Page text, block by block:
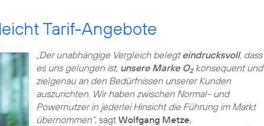
Tarif-Angebote
„Der unabhängige Vergleich belegteindrucksvoll, dass
es uns gelungen ist, unsere Marke O2konsequent und
zielgenau an den Bedürfnissen unserer Kunden
auszurichten. Wir haben zwischen Normal- und
Powernutzer in jederlei Hinsicht die Führung im Markt
übernommen“,sagt Wolfgang Metze,